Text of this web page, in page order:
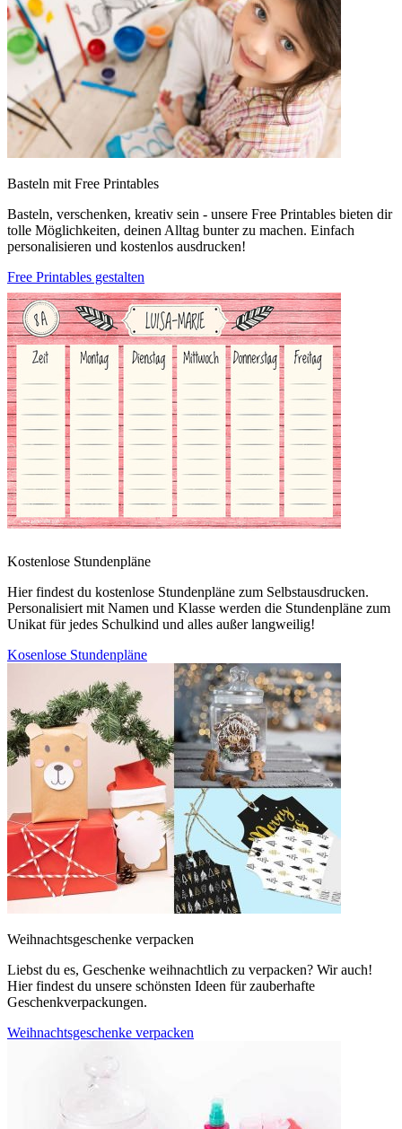
Basteln mit Free Printables
Basteln, verschenken, kreativ sein - unsere Free Printables bieten dir
tolle Möglichkeiten, deinen Alltag bunter zu machen. Einfach
personalisieren und kostenlos ausdrucken!
Free Printables gestalten
Kostenlose Stundenpläne
Hier findest du kostenlose Stundenpläne zum Selbstausdrucken.
Personalisiert mit Namen und Klasse werden die Stundenpläne zum
Unikat für jedes Schulkind und alles außer langweilig!
Kosenlose Stundenpläne
Weihnachtsgeschenke verpacken
Liebst du es, Geschenke weihnachtlich zu verpacken? Wir auch!
Hier findest du unsere schönsten Ideen für zauberhafte
Geschenkverpackungen.
Weihnachtsgeschenke verpacken